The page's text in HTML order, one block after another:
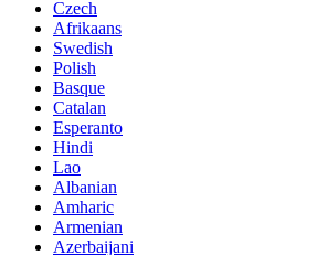
Czech
Afrikaans
Swedish
Polish
Basque
Catalan
Esperanto
Hindi
Lao
Albanian
Amharic
Armenian
Azerbaijani